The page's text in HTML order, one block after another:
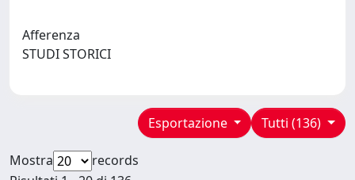
Afferenza
STUDI STORICI
Tutti (136)
Esportazione
Mostra
records